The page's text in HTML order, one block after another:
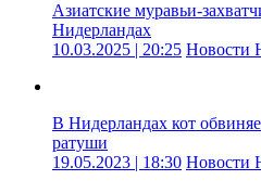
Азиатские муравьи-
Нидерландах
10.03.2025 | 20:25 Новости
В Нидерландах кот
ратуши
19.05.2023 | 18:30 Новости